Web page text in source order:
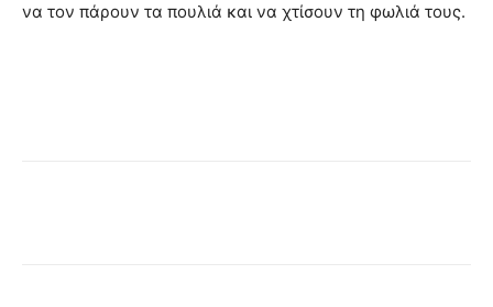
να τον πάρουν τα πουλιά και να χτίσουν τη φωλιά τους.